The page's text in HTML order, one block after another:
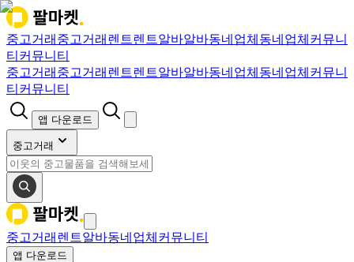
중고거래 중고거래 렌트렌트알바알바동네업체 동네업체 커뮤니
티 커뮤니티
중고거래 중고거래 렌트렌트알바알바동네업체 동네업체 커뮤니
티 커뮤니티
앱 다운로드
중고거래
중고거래 렌트알바동네업체 커뮤니티
앱 다운로드